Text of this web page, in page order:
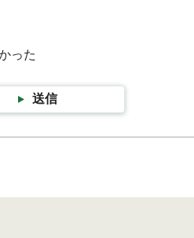
った
送信